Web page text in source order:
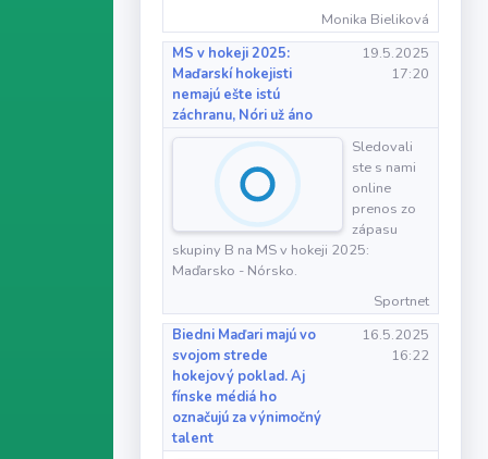
Monika Bieliková
MS v hokeji 2025:
Maďarskí hokejisti
nemajú ešte istú
záchranu, Nóri už áno
19.5.2025
17:20
Sledovali
ste s nami
online
prenos zo
zápasu
skupiny B na MS v hokeji 2025:
Maďarsko - Nórsko.
Sportnet
Biedni Maďari majú vo
svojom strede
hokejový poklad. Aj
fínske médiá ho
označujú za výnimočný
talent
16.5.2025
16:22